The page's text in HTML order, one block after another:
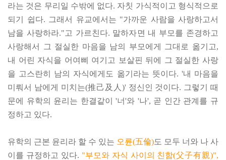
라는 것은 무리일 수밖에 없다. 자칫 가식적이고 형식적으로
되기 쉽다. 그래서 유교에서는 "가까운 사람을 사랑하고서
남을 사랑하라."고 가르친다. 말하자면 내 부모를 존경하고
사랑해서 그 절실한 마음을 남의 부모에게 그대로 옮기고,
내 어린 자식을 어여삐 여기고 보살핀 뒤에 그 절실한 사랑
을 고스란히 남의 자식에게도 옮기라는 뜻이다. '내 마음을
미뤄서 남에게 미치는(推己及人)' 정신인 것이다. 그렇기 때
문에 유학의 윤리는 한결같이 '너'와 '나', 곧 인간 관계를 규
정하고 있다.
유학의 근본 윤리라 할 수 있는 오륜(五倫)도 모두 너와 나 사
이를 규정하고 있다. "부모와 자식 사이의 친함(父子有親)",